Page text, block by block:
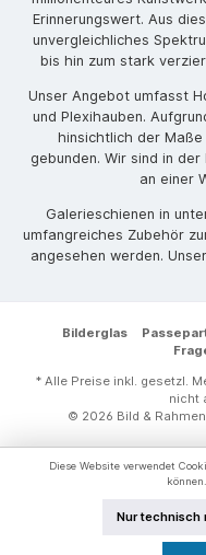
Erinnerungswert. Aus
unvergleichliches
bis hin zum stark
Unser Angebot umfasst
und Plexihauben.
hinsichtlich der
gebunden. Wir sind in
an einer
Galerieschienen in
umfangreiches Zubehör
angesehen werden.
Bilderglas
* Alle Preise inkl. gesetzl.
nicht
© 2026 Bild &
Diese Website verwendet
können.
Nur technisch